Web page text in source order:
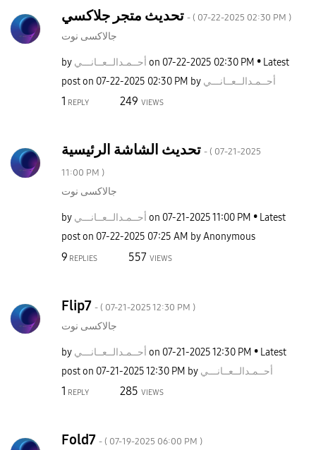
تحديث متجر جلاكسي - ( ‎07-22-2025 02:30 PM )
جالاكسى نوت
by أحــمـدالــعــانـــي on ‎07-22-2025 02:30 PM
Latest
post on ‎07-22-2025 02:30 PM by أحــمـدالــعــانـــي
1 REPLY 249 VIEWS
تحديث الشاشة الرئيسية - ( ‎07-21-2025
11:00 PM )
جالاكسى نوت
by أحــمـدالــعــانـــي on ‎07-21-202511:00 PM
Latest
post on ‎07-22-2025 07:25 AM byAnonymous
9 REPLIES 557 VIEWS
Flip7 - ( ‎07-21-202512:30 PM )
جالاكسى نوت
by أحــمـدالــعــانـــي on ‎07-21-202512:30 PM
Latest
post on ‎07-21-202512:30 PM by أحــمـدالــعــانـــي
1 REPLY 285 VIEWS
Fold7 - ( ‎07-19-2025 06:00 PM )